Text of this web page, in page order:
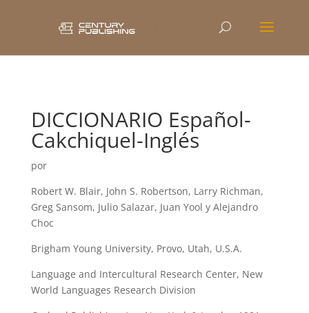
DICCIONARIO Español-
Cakchiquel-Inglés
por
Robert W. Blair, John S. Robertson, Larry Richman,
Greg Sansom, Julio Salazar, Juan Yool y Alejandro
Choc
Brigham Young University, Provo, Utah, U.S.A.
Language and Intercultural Research Center, New
World Languages Research Division